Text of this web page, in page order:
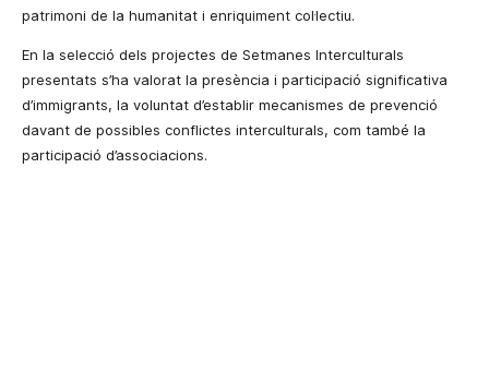
patrimoni de la humanitat i enriquiment col·lectiu.
En la selecció dels projectes de Setmanes Interculturals
presentats s’ha valorat la presència i participació significativa
d’immigrants, la voluntat d’establir mecanismes de prevenció
davant de possibles conflictes interculturals, com també la
participació d’associacions.